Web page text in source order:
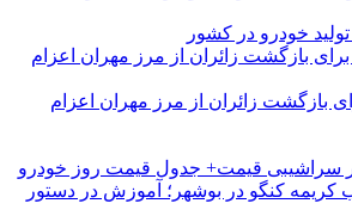
برای بازگشت زائران از مرز مهران اعزام
سراشیبی قیمت+ جدول قیمت روز خودرو